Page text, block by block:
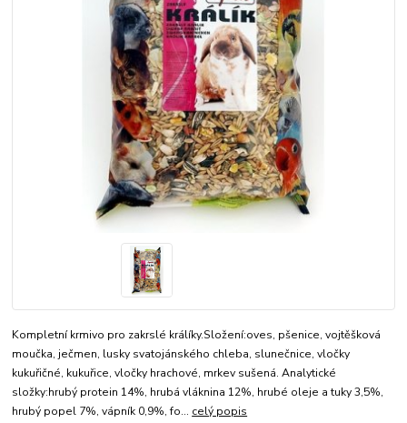
Kompletní krmivo pro zakrslé králíky.Složení:oves, pšenice, vojtěšková
moučka, ječmen, lusky svatojánského chleba, slunečnice, vločky
kukuřičné, kukuřice, vločky hrachové, mrkev sušená. Analytické
složky:hrubý protein 14%, hrubá vláknina 12%, hrubé oleje a tuky 3,5%,
hrubý popel 7%, vápník 0,9%, fo... celý popis